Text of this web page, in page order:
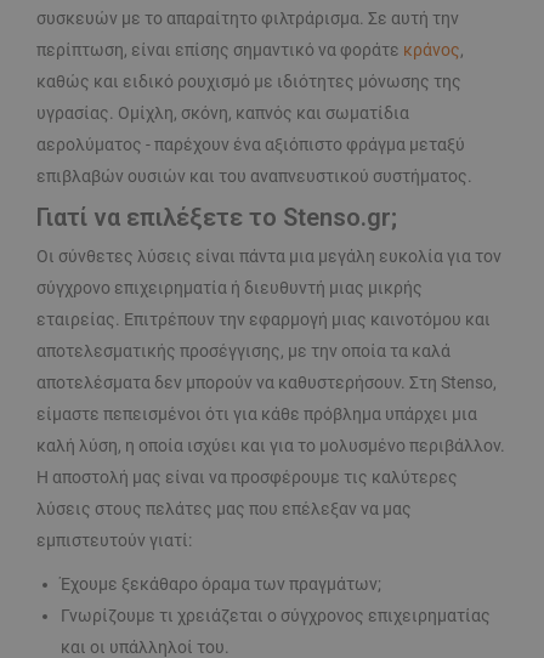
συσκευών με το απαραίτητο φιλτράρισμα. Σε αυτή την
περίπτωση, είναι επίσης σημαντικό να φοράτε κράνος,
καθώς και ειδικό ρουχισμό με ιδιότητες μόνωσης της
υγρασίας. Ομίχλη, σκόνη, καπνός και σωματίδια
αερολύματος - παρέχουν ένα αξιόπιστο φράγμα μεταξύ
επιβλαβών ουσιών και του αναπνευστικού συστήματος.
Γιατί να επιλέξετε το Stenso.gr;
Οι σύνθετες λύσεις είναι πάντα μια μεγάλη ευκολία για τον
σύγχρονο επιχειρηματία ή διευθυντή μιας μικρής
εταιρείας. Επιτρέπουν την εφαρμογή μιας καινοτόμου και
αποτελεσματικής προσέγγισης, με την οποία τα καλά
αποτελέσματα δεν μπορούν να καθυστερήσουν. Στη Stenso,
είμαστε πεπεισμένοι ότι για κάθε πρόβλημα υπάρχει μια
καλή λύση, η οποία ισχύει και για το μολυσμένο περιβάλλον.
Η αποστολή μας είναι να προσφέρουμε τις καλύτερες
λύσεις στους πελάτες μας που επέλεξαν να μας
εμπιστευτούν γιατί:
Έχουμε ξεκάθαρο όραμα των πραγμάτων;
Γνωρίζουμε τι χρειάζεται ο σύγχρονος επιχειρηματίας
και οι υπάλληλοί του.